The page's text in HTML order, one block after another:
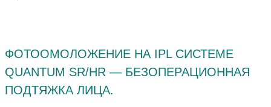
ФОТООМОЛОЖЕНИЕ НА IPL СИСТЕМЕ
QUANTUM SR/НR — БЕЗОПЕРАЦИОННАЯ
ПОДТЯЖКА ЛИЦА.